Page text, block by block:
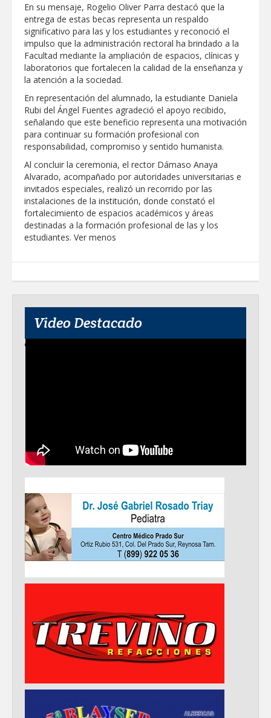
En su mensaje, Rogelio Oliver Parra destacó que la
entrega de estas becas representa un respaldo
significativo para las y los estudiantes y reconoció el
impulso que la administración rectoral ha brindado a la
Facultad mediante la ampliación de espacios, clínicas y
laboratorios que fortalecen la calidad de la enseñanza y
la atención a la sociedad.
En representación del alumnado, la estudiante Daniela
Rubi del Ángel Fuentes agradeció el apoyo recibido,
señalando que este beneficio representa una motivación
para continuar su formación profesional con
responsabilidad, compromiso y sentido humanista.
Al concluir la ceremonia, el rector Dámaso Anaya
Alvarado, acompañado por autoridades universitarias e
invitados especiales, realizó un recorrido por las
instalaciones de la institución, donde constató el
fortalecimiento de espacios académicos y áreas
destinadas a la formación profesional de las y los
estudiantes. Ver menos
Video Destacado